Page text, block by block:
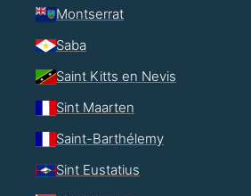
Montserrat
Saba
Saint Kitts en Nevis
Sint Maarten
Saint-Barthélemy
Sint Eustatius